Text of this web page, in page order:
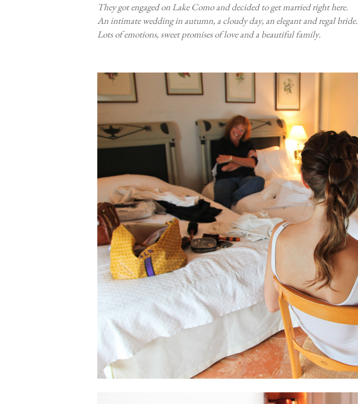
They got engaged on Lake Como and decided to get married right here.
An intimate wedding in autumn, a cloudy day, an elegant and regal bride.
Lots of emotions, sweet promises of love and a beautiful family.